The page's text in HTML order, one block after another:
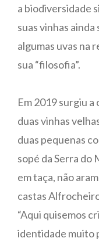
a biodiversidade
suas vinhas
algumas uvas na
sua “filosofia”.
Em 2019 surgiu
duas vinhas
duas pequenas
sopé da Serra do
em taça, não
castas
“Aqui quisemos
identidade muito